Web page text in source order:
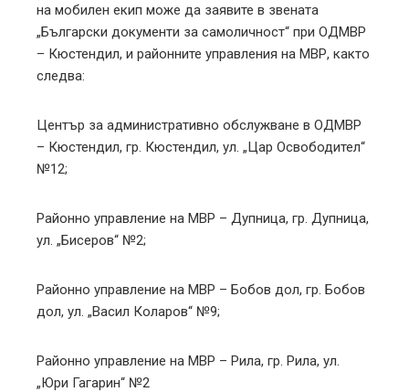
на мобилен екип може да заявите в звената
„Български документи за самоличност“ при ОДМВР
– Кюстендил, и районните управления на МВР, както
следва:
Център за административно обслужване в ОДМВР
– Кюстендил, гр. Кюстендил, ул. „Цар Освободител“
№12;
Районно управление на МВР – Дупница, гр. Дупница,
ул. „Бисеров“ №2;
Районно управление на МВР – Бобов дол, гр. Бобов
дол, ул. „Васил Коларов“ №9;
Районно управление на МВР – Рила, гр. Рила, ул.
„Юри Гагарин“ №2